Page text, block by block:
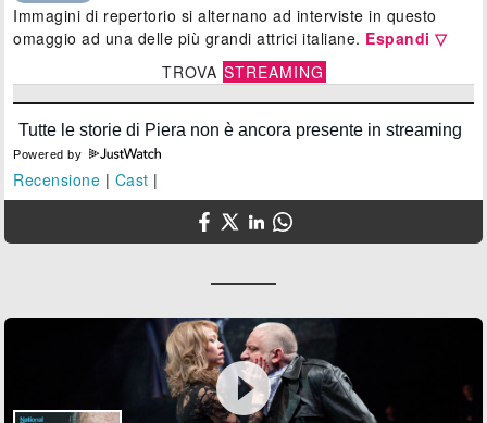
Immagini di repertorio si alternano ad interviste in questo
omaggio ad una delle più grandi attrici italiane. Espandi ▽
TROVA STREAMING
Powered by
Recensione | Cast |
